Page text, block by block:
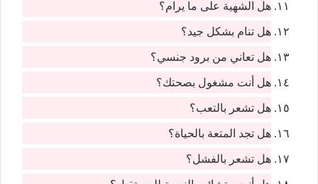
هل الشهية على ما يرام؟
هل تنام بشكل جيد؟
هل تعاني من برود جنسي؟
هل أنت مشغول بصحتك؟
هل تشعر بالتعب؟
هل تجد المتعة بالحياة؟
هل تشعر بالفشل؟